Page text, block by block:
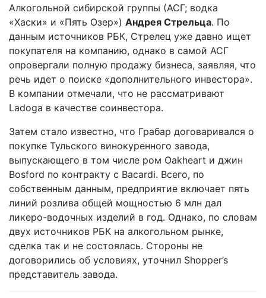
Алкогольной сибирской группы (АСГ; водка
«Хаски» и «Пять Озер») Андрея Стрельца. По
данным источников РБК, Стрелец уже давно ищет
покупателя на компанию, однако в самой АСГ
опровергали полную продажу бизнеса, заявляя, что
речь идет о поиске «дополнительного инвестора».
В компании отмечали, что не рассматривают
Ladoga в качестве соинвестора.
Затем стало известно, что Грабар договаривался о
покупке Тульского винокуренного завода,
выпускающего в том числе ром Oakheart и джин
Bosford по контракту с Bacardi. Всего, по
собственным данным, предприятие включает пять
линий розлива общей мощностью 6 млн дал
ликеро-водочных изделий в год. Однако, по словам
двух источников РБК на алкогольном рынке,
сделка так и не состоялась. Стороны не
договорились об условиях, уточнил Shopper’s
представитель завода.